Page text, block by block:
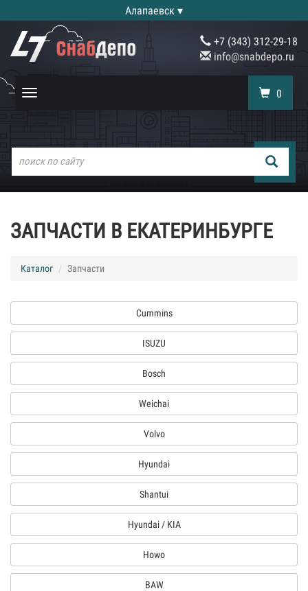
Алапаевск ▾
+7 (343) 312-29-18
info@snabdepo.ru
Toggle
0
ЗАПЧАСТИ В ЕКАТЕРИНБУРГЕ
Каталог Запчасти
Cummins
ISUZU
Bosch
Weichai
Volvo
Hyundai
Shantui
Hyundai / KIA
Howo
BAW